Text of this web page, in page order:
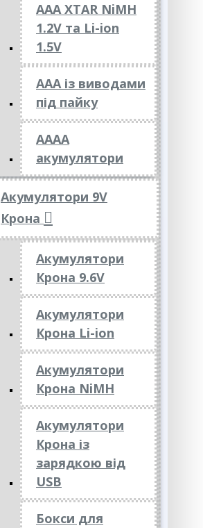
AAA XTAR NiMH
1.2V та Li-ion
1.5V
ААА із виводами
під пайку
АААА
акумулятори
Акумулятори 9V
Крона
Акумулятори
Крона 9.6V
Акумулятори
Крона Li-ion
Акумулятори
Крона NiMH
Акумулятори
Крона із
зарядкою від
USB
Бокси для